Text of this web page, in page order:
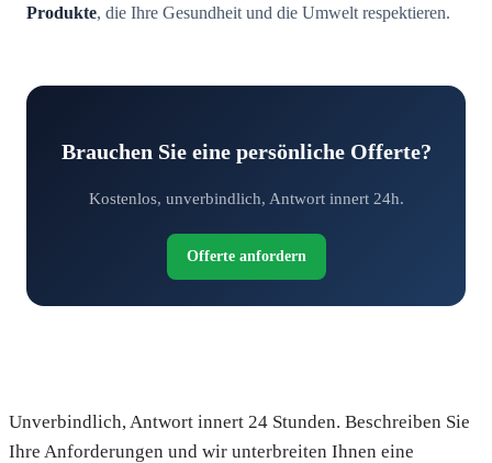
Produkte, die Ihre Gesundheit und die Umwelt respektieren.
Brauchen Sie eine persönliche Offerte?
Kostenlos, unverbindlich, Antwort innert 24h.
Offerte anfordern
Unverbindlich, Antwort innert 24 Stunden. Beschreiben Sie
Ihre Anforderungen und wir unterbreiten Ihnen eine